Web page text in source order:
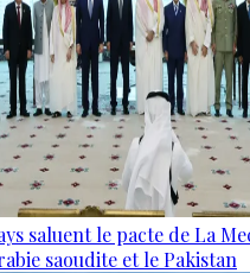
saluent le pacte de La
saoudite et le Pakistan